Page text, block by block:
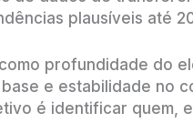
plausíveis até
profundidade do
e estabilidade no
é identificar quem,